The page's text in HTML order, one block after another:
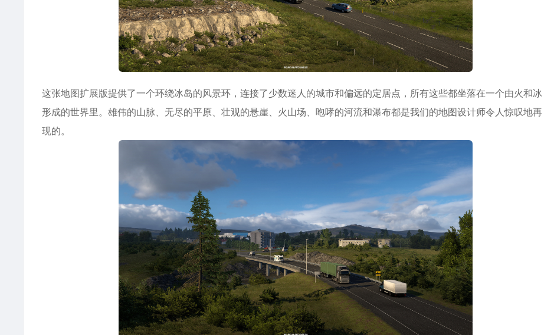
这张地图扩展版提供了一个环绕冰岛的风景环，连接了少数迷人的城市和偏远的定居点，所有这些都坐落在一个由火和冰
形成的世界里。雄伟的山脉、无尽的平原、壮观的悬崖、火山场、咆哮的河流和瀑布都是我们的地图设计师令人惊叹地再
现的。